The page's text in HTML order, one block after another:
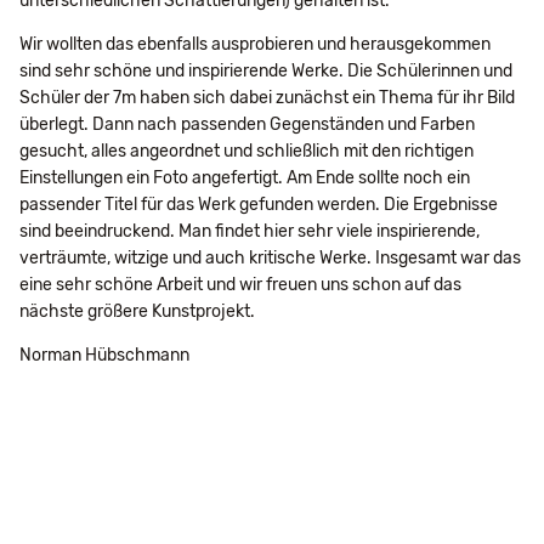
Wir wollten das ebenfalls ausprobieren und herausgekommen
sind sehr schöne und inspirierende Werke. Die Schülerinnen und
Schüler der 7m haben sich dabei zunächst ein Thema für ihr Bild
überlegt. Dann nach passenden Gegenständen und Farben
gesucht, alles angeordnet und schließlich mit den richtigen
Einstellungen ein Foto angefertigt. Am Ende sollte noch ein
passender Titel für das Werk gefunden werden. Die Ergebnisse
sind beeindruckend. Man findet hier sehr viele inspirierende,
verträumte, witzige und auch kritische Werke. Insgesamt war das
eine sehr schöne Arbeit und wir freuen uns schon auf das
nächste größere Kunstprojekt.
Norman Hübschmann